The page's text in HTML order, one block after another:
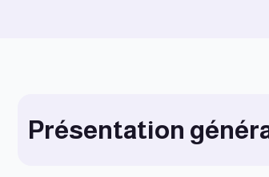
Présentation